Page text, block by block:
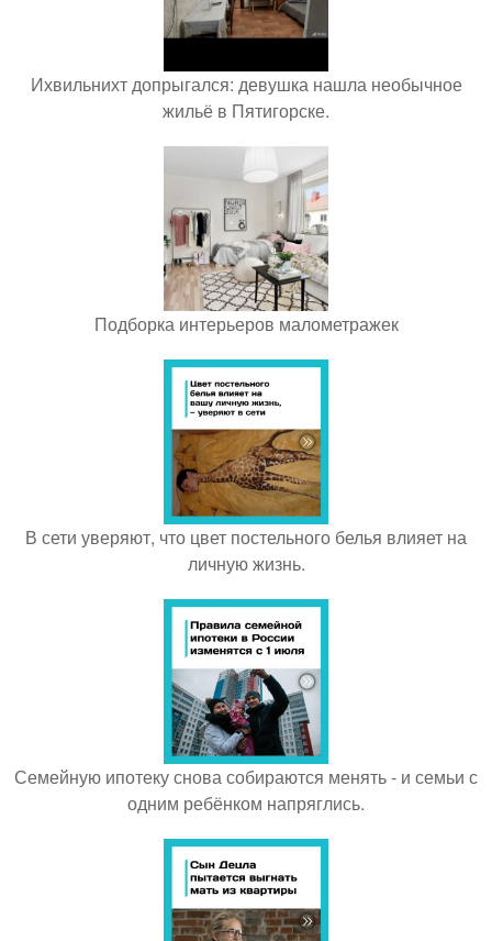
Ихвильнихт допрыгался: девушка нашла необычное
жильё в Пятигорске.
Подборка интерьеров малометражек
В сети уверяют, что цвет постельного белья влияет на
личную жизнь.
Семейную ипотеку снова собираются менять - и семьи с
одним ребёнком напряглись.